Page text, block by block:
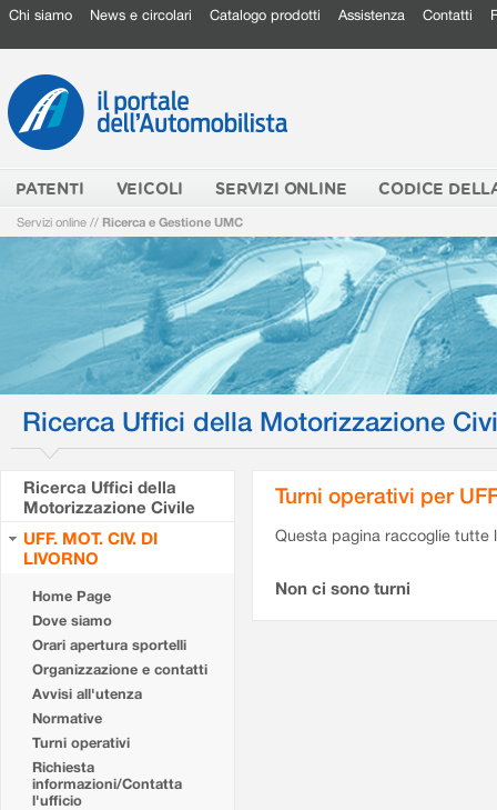
Chi siamo News e circolari Catalogo prodotti Assistenza Contatti
PATENTI VEICOLI SERVIZI ONLINE CODICE
Servizi online // Ricerca e Gestione UMC
Ricerca Uffici della Motorizzazione
Ricerca Uffici della
Motorizzazione Civile
UFF. MOT. CIV. DI
LIVORNO
Home Page
Dove siamo
Orari apertura sportelli
Organizzazione e contatti
Avvisi all'utenza
Normative
Turni operativi
Richiesta
informazioni/Contatta
l'ufficio
Turni operativi per
Questa pagina raccoglie tutte
Non ci sono turni